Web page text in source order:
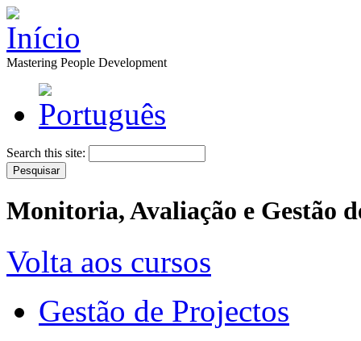
Mastering People Development
Search this site:
Monitoria, Avaliação e Gestão
Volta aos cursos
Gestão de Projectos